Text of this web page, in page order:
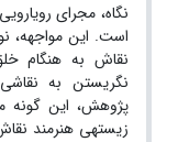
نگاه، مجرای
است. این مواجهه،
نقاش به هنگام
نگریستن به
پژوهش، این گونه
زیسته­ی هنرمند